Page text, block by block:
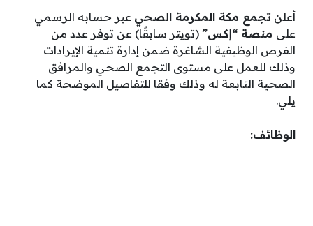
أعلن تجمع مكة المكرمة الصحي عبر حسابه الرسمي
على منصة “إكس” (تويتر سابقًا) عن توفر عدد من
الفرص الوظيفية الشاغرة ضمن إدارة تنمية الإيرادات
وذلك للعمل على مستوى التجمع الصحي والمرافق
الصحية التابعة له وذلك وفقا للتفاصيل الموضحة كما
يلي.
الوظائف: